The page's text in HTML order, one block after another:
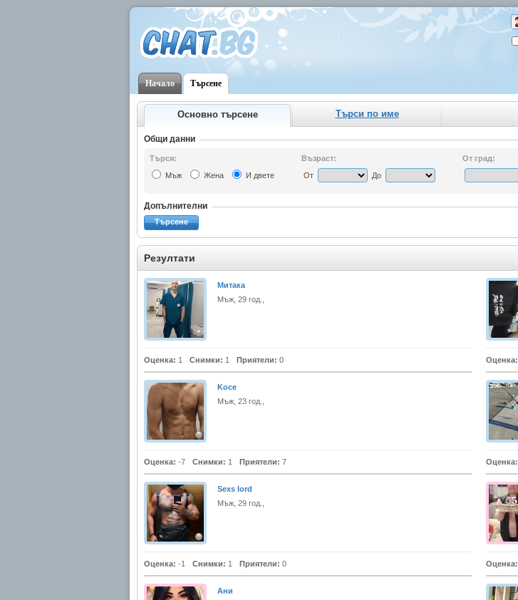
Начало Търсене
Основно търсене Търси по име
Общи данни
Търся:
Мъж
Жена И двете
Възраст:
От
До
От град:
Допълнителни
Търсене
Резултати
Митака
Мъж, 29 год.,
Оценка: 1 Снимки: 1 Приятели: 0 Оценка:
Koce
Мъж, 23 год.,
Оценка: -7 Снимки: 1 Приятели: 7 Оценка:
Sexs lord
Мъж, 29 год.,
Оценка: -1 Снимки: 1 Приятели: 0 Оценка:
Ани